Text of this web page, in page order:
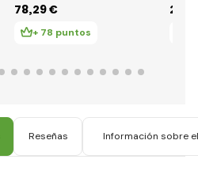
de flores
78,29 €
+ 78 puntos
22
Reseñas Información sobre